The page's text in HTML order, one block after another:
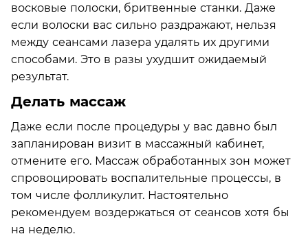
восковые полоски, бритвенные станки. Даже
если волоски вас сильно раздражают, нельзя
между сеансами лазера удалять их другими
способами. Это в разы ухудшит ожидаемый
результат.
Делать массаж
Даже если после процедуры у вас давно был
запланирован визит в массажный кабинет,
отмените его. Массаж обработанных зон может
спровоцировать воспалительные процессы, в
том числе фолликулит. Настоятельно
рекомендуем воздержаться от сеансов хотя бы
на неделю.